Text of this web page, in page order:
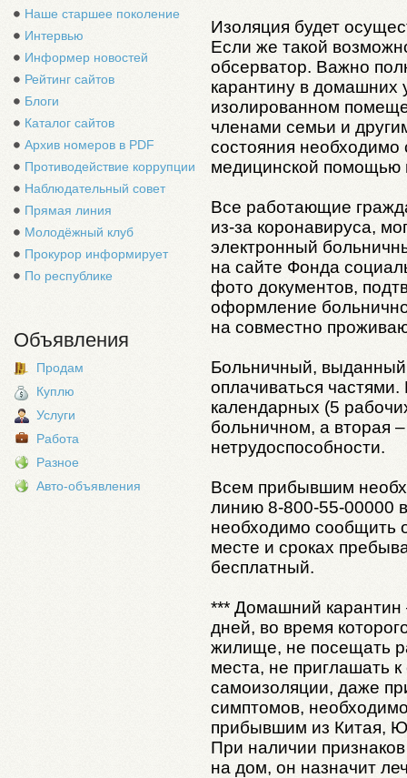
Наше старшее поколение
Интервью
Информер новостей
Рейтинг сайтов
Блоги
Каталог сайтов
Архив номеров в PDF
Противодействие коррупции
Наблюдательный совет
Прямая линия
Молодёжный клуб
Прокурор информирует
По республике
Объявления
Продам
Куплю
Услуги
Работа
Разное
Авто-объявления
Изоляция будет
Если же такой
обсерватор. Важно
карантину в домашних
изолированном
членами семьи и
состояния необходимо
медицинской помощью
Все работающие
из-за коронавируса,
электронный
на сайте Фонда
фото документов,
оформление
на совместно
Больничный, выданный
оплачиваться
календарных (5
больничном, а вторая
нетрудоспособности.
Всем прибывшим
линию 8-800-55-00000
необходимо сообщить
месте и сроках
бесплатный.
*** Домашний
дней, во время
жилище, не посещать
места, не приглашать
самоизоляции, даже
симптомов,
прибывшим из Китая,
При наличии
на дом, он назначит